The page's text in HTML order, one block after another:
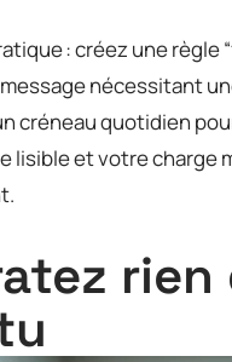
: créez une règle
nécessitant
créneau quotidien
lisible et votre charge
rien